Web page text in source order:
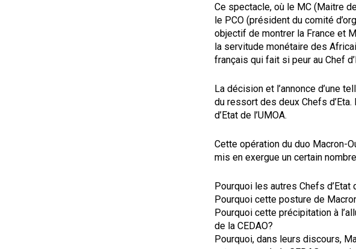
Ce spectacle, où le MC (Maitre
le PCO (président du comité
objectif de montrer la France et
la servitude monétaire des
français qui fait si peur au Chef
La décision et l’annonce d’une
du ressort des deux Chefs
d’Etat de l’UMOA.
Cette opération du duo Macron-
mis en exergue un certain
Pourquoi les autres Chefs
Pourquoi cette posture de
Pourquoi cette précipitation à
de la CEDAO?
Pourquoi, dans leurs discours,